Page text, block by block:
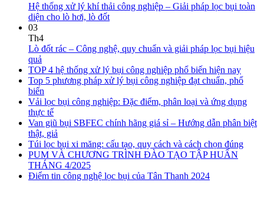
Hệ thống xử lý khí thải công nghiệp – Giải pháp lọc bụi toàn
diện cho lò hơi, lò đốt
03
Th4
Lò đốt rác – Công nghệ, quy chuẩn và giải pháp lọc bụi hiệu
quả
TOP 4 hệ thống xử lý bụi công nghiệp phổ biến hiện nay
Top 5 phương pháp xử lý bụi công nghiệp đạt chuẩn, phổ
biến
Vải lọc bụi công nghiệp: Đặc điểm, phân loại và ứng dụng
thực tế
Van giũ bụi SBFEC chính hãng giá sỉ – Hướng dẫn phân biệt
thật, giả
Túi lọc bụi xi măng: cấu tạo, quy cách và cách chọn đúng
PUM VÀ CHƯƠNG TRÌNH ĐÀO TẠO TẬP HUẤN
THÁNG 4/2025
Điểm tin công nghệ lọc bụi của Tân Thanh 2024